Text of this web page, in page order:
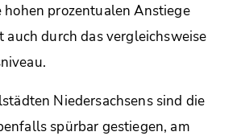
prozentualen Anstiege
auch durch das vergleichsweise
Niedersachsens sind die
spürbar gestiegen, am